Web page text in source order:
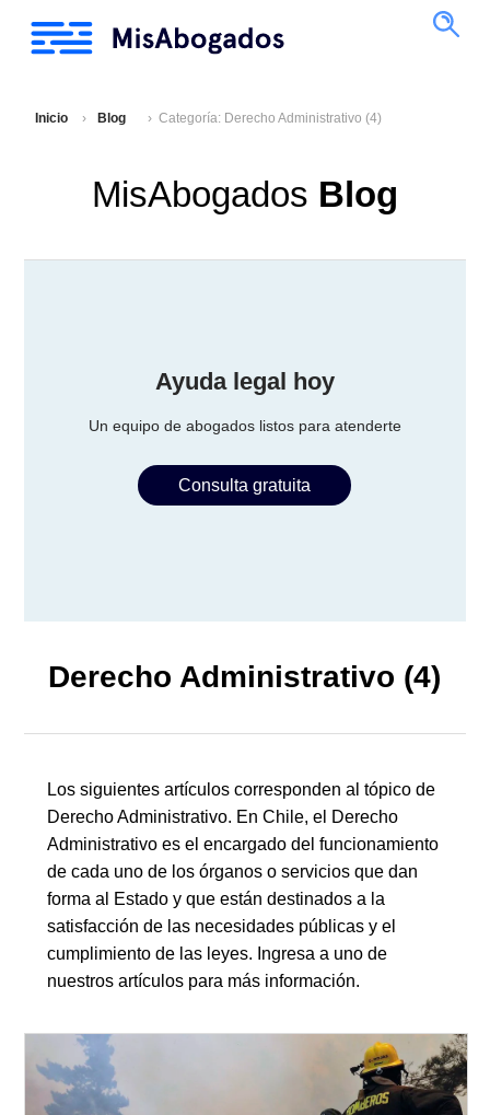
Inicio Blog Categoría: Derecho Administrativo (4)
MisAbogados Blog
Ayuda legal hoy
Un equipo de abogados listos para atenderte
Consulta gratuita
Derecho Administrativo (4)
Los siguientes artículos corresponden al tópico de
Derecho Administrativo. En Chile, el Derecho
Administrativo es el encargado del funcionamiento
de cada uno de los órganos o servicios que dan
forma al Estado y que están destinados a la
satisfacción de las necesidades públicas y el
cumplimiento de las leyes. Ingresa a uno de
nuestros artículos para más información.